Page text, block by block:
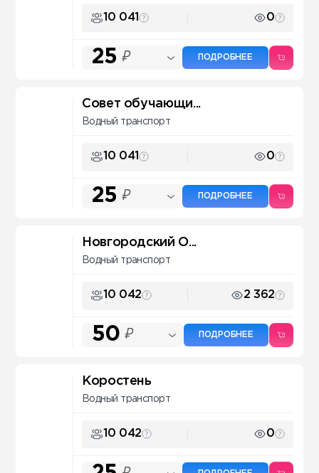
10 041 0
25 ₽ ПОДРОБНЕЕ
Совет обучающи...
Водный транспорт
10 041 0
25 ₽ ПОДРОБНЕЕ
Новгородский О...
Водный транспорт
10 042 2 362
50 ₽ ПОДРОБНЕЕ
Коростень
Водный транспорт
10 042 0